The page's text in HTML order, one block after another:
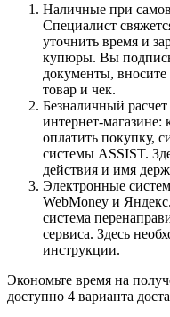
Наличные при
Специалист
уточнить время и
купюры. Вы
документы, вносите
товар и чек.
Безналичный
интернет-
оплатить покупку,
системы ASSIST.
действия и имя
Электронные
WebMoney и
система
сервиса. Здесь
инструкции.
Экономьте время на
доступно 4 варианта